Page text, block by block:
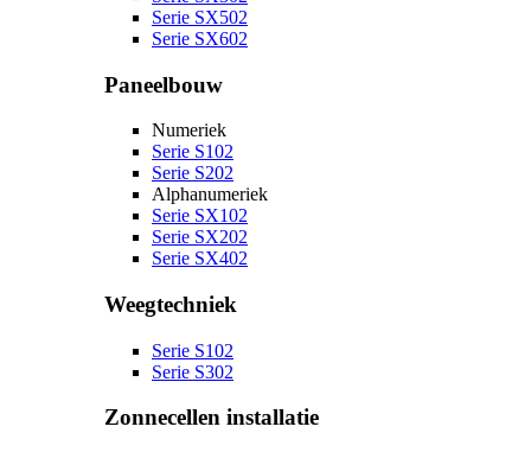
Serie SX502
Serie SX602
Paneelbouw
Numeriek
Serie S102
Serie S202
Alphanumeriek
Serie SX102
Serie SX202
Serie SX402
Weegtechniek
Serie S102
Serie S302
Zonnecellen installatie